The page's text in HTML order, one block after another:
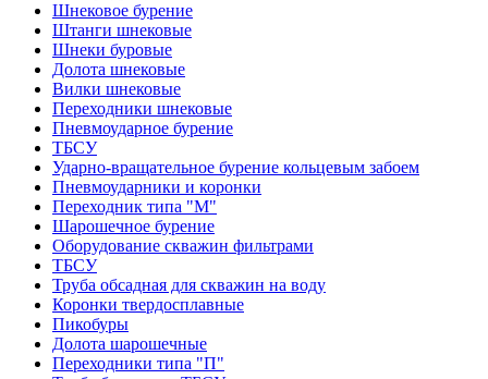
Шнековое бурение
Штанги шнековые
Шнеки буровые
Долота шнековые
Вилки шнековые
Переходники шнековые
Пневмоударное бурение
ТБСУ
Ударно-вращательное бурение кольцевым забоем
Пневмоударники и коронки
Переходник типа "М"
Шарошечное бурение
Оборудование скважин фильтрами
ТБСУ
Труба обсадная для скважин на воду
Коронки твердосплавные
Пикобуры
Долота шарошечные
Переходники типа "П"